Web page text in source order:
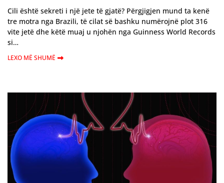
Cili është sekreti i një jete të gjatë? Përgjigjen mund ta kenë
tre motra nga Brazili, të cilat së bashku numërojnë plot 316
vite jetë dhe këtë muaj u njohën nga Guinness World Records
si…
LEXO MË SHUMË